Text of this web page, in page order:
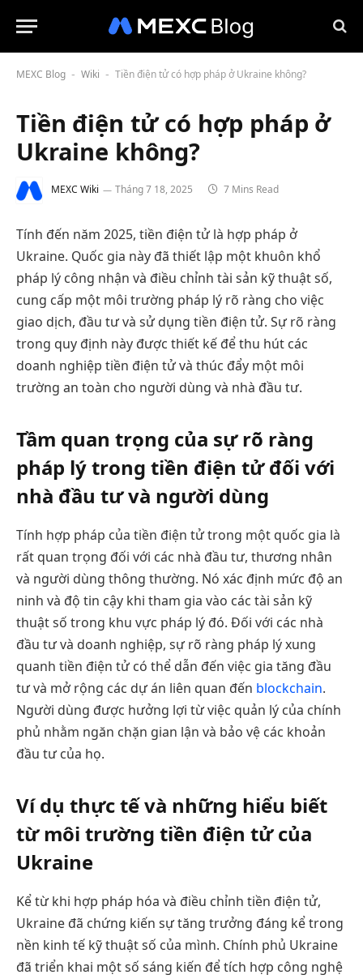
MEXC Blog - Wiki - Tiền điện tử có hợp pháp ở Ukraine không?
Tiền điện tử có hợp pháp ở
Ukraine không?
MEXC Wiki Tháng 7 18, 2025 7 Mins Read
Tính đến năm 2025, tiền điện tử là hợp pháp ở
Ukraine. Quốc gia này đã thiết lập một khuôn khổ
pháp lý công nhận và điều chỉnh tài sản kỹ thuật số,
cung cấp một môi trường pháp lý rõ ràng cho việc
giao dịch, đầu tư và sử dụng tiền điện tử. Sự rõ ràng
trong quy định này được thiết kế để thu hút các
doanh nghiệp tiền điện tử và thúc đẩy một môi
trường an toàn cho người dùng và nhà đầu tư.
Tầm quan trọng của sự rõ ràng
pháp lý trong tiền điện tử đối với
nhà đầu tư và người dùng
Tính hợp pháp của tiền điện tử trong một quốc gia là
rất quan trọng đối với các nhà đầu tư, thương nhân
và người dùng thông thường. Nó xác định mức độ an
ninh và độ tin cậy khi tham gia vào các tài sản kỹ
thuật số trong khu vực pháp lý đó. Đối với các nhà
đầu tư và doanh nghiệp, sự rõ ràng pháp lý xung
quanh tiền điện tử có thể dẫn đến việc gia tăng đầu
tư và mở rộng các dự án liên quan đến blockchain.
Người dùng được hưởng lợi từ việc quản lý của chính
phủ nhằm ngăn chặn gian lận và bảo vệ các khoản
đầu tư của họ.
Ví dụ thực tế và những hiểu biết
từ môi trường tiền điện tử của
Ukraine
Kể từ khi hợp pháp hóa và điều chỉnh tiền điện tử,
Ukraine đã chứng kiến sự tăng trưởng đáng kể trong
nền kinh tế kỹ thuật số của mình. Chính phủ Ukraine
đã triển khai một số sáng kiến để tích hợp công nghệ